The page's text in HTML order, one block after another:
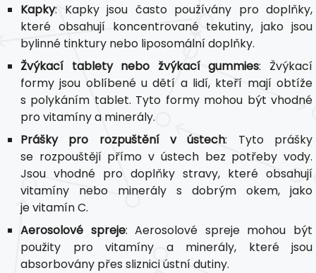
Kapky: Kapky jsou často používány pro doplňky,
které obsahují koncentrované tekutiny, jako jsou
bylinné tinktury nebo liposomální doplňky.
Žvýkací tablety nebo žvýkací gummies: Žvýkací
formy jsou oblíbené u dětí a lidí, kteří mají obtíže
s polykáním tablet. Tyto formy mohou být vhodné
pro vitamíny a minerály.
Prášky pro rozpuštění v ústech: Tyto prášky
se rozpouštějí přímo v ústech bez potřeby vody.
Jsou vhodné pro doplňky stravy, které obsahují
vitamíny nebo minerály s dobrým okem, jako
je vitamín C.
Aerosolové spreje: Aerosolové spreje mohou být
použity pro vitamíny a minerály, které jsou
absorbovány přes sliznici ústní dutiny.